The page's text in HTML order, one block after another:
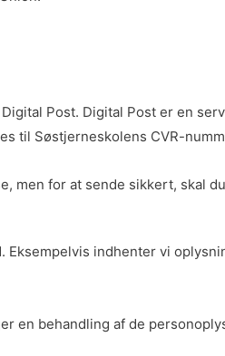
Post. Digital Post er en
til Søstjerneskolens CVR-
men for at sende sikkert, skal
indhenter vi
behandling af de